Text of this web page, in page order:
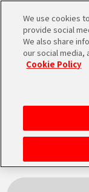
NEUES
「
We use cookies
provide social
We also share
our social media,
Cookie Policy